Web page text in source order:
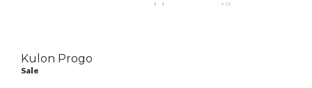
Kulon Progo
Sale